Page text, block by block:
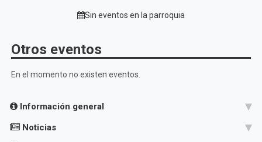
Sin eventos en la parroquia
Otros eventos
En el momento no existen eventos.
Información general
Noticias